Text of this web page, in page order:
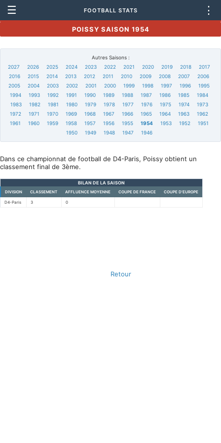
☰ FOOTBALL STATS ⋮
POISSY SAISON 1954
Autres Saisons :
2027
2026 2025 2024 2023 2022 2021 2020 2019 2018
2017
2016
2015 2014 2013 2012 2011 2010 2009 2008 2007
2006
2005
2004 2003 2002 2001 2000 1999 1998 1997 1996
1995
1994
1993 1992 1991 1990 1989 1988 1987 1986 1985
1984
1983
1982 1981 1980 1979 1978 1977 1976 1975 1974
1973
1972
1971 1970 1969 1968 1967 1966 1965 1964 1963
1962
1961
1960 1959 1958 1957 1956 1955 1954 1953 1952
1951
1950
1949 1948 1947 1946
Dans ce championnat de football de D4-Paris, Poissy obtient un
classement final de 3ème.
BILAN DE LA SAISON
DIVISION CLASSEMENT AFFLUENCE MOYENNE COUPE DE FRANCE COUPE D'EUROPE
D4-Paris 3 0
Retour